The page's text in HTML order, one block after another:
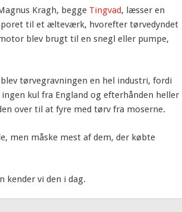
Kragh, begge Tingvad, læsser en
til et ælteværk, hvorefter tørvedyndet
blev brugt til en snegl eller pumpe,
tørvegravningen en hel industri, fordi
kul fra England og efterhånden heller
over til at fyre med tørv fra moserne.
men måske mest af dem, der købte
kender vi den i dag.